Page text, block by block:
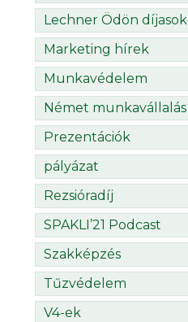
Lechner Ödön díjasok
Marketing hírek
Munkavédelem
Német munkavállalás
Prezentációk
pályázat
Rezsióradíj
SPAKLI’21 Podcast
Szakképzés
Tűzvédelem
V4-ek